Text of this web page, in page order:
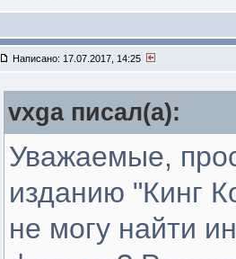
Написано: 17.07.2017, 14:25
vxga писал(a):
Уважаемые,
изданию "Кинг
не могу найти